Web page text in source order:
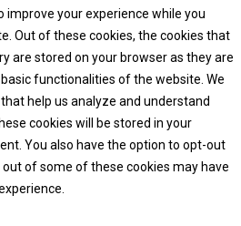
improve your experience while you
Out of these cookies, the cookies that
are stored on your browser as they are
functionalities of the website. We
help us analyze and understand
cookies will be stored in your
You also have the option to opt-out
of some of these cookies may have